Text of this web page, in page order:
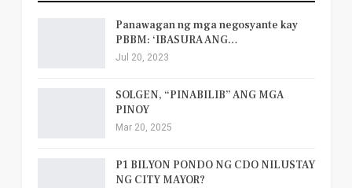
Panawagan ng mga negosyante kay
PBBM: ‘IBASURA ANG…
Jul 20, 2023
SOLGEN, “PINABILIB” ANG MGA
PINOY
Mar 20, 2025
P1 BILYON PONDO NG CDO NILUSTAY
NG CITY MAYOR?